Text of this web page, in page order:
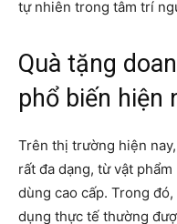
tự nhiên trong tâm trí
Quà tặng
phổ biến hiện
Trên thị trường hiện
rất đa dạng, từ vật
dùng cao cấp. Trong
dụng thực tế thường